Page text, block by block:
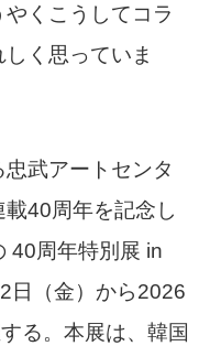
くこうしてコラ
く思っていま
武アートセンタ
40周年を記念し
40周年特別展 in
日（金）から2026
る。本展は、韓国